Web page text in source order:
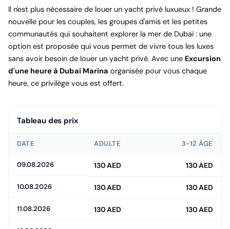
Il n'est plus nécessaire de louer un yacht privé luxueux ! Grande
nouvelle pour les couples, les groupes d'amis et les petites
communautés qui souhaitent explorer la mer de Dubaï : une
option est proposée qui vous permet de vivre tous les luxes
sans avoir besoin de louer un yacht privé. Avec une Excursion
d'une heure à Dubai Marina organisée pour vous chaque
heure, ce privilège vous est offert.
Tableau des prix
DATE ADULTE 3-12 ÂGE
09.08.2026 130 AED 130 AED
10.08.2026 130 AED 130 AED
11.08.2026 130 AED 130 AED